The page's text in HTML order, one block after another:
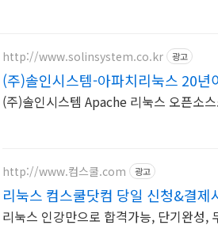
http://www.solinsystem.co.kr 광고
(주)솔인시스템-아파치리눅스 20년
(주)솔인시스템 Apache 리눅스 오픈소
http://www.컴스쿨.com 광고
리눅스 컴스쿨닷컴 당일 신청&결제
리눅스 인강만으로 합격가능, 단기완성,